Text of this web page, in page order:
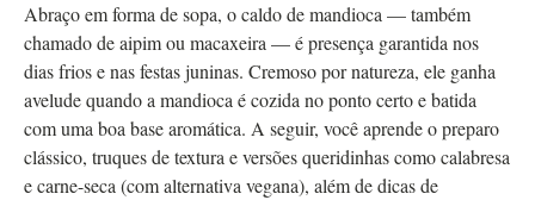
Abraço em forma de sopa, o caldo de mandioca — também
chamado de aipim ou macaxeira — é presença garantida nos
dias frios e nas festas juninas. Cremoso por natureza, ele ganha
avelude quando a mandioca é cozida no ponto certo e batida
com uma boa base aromática. A seguir, você aprende o preparo
clássico, truques de textura e versões queridinhas como calabresa
e carne-seca (com alternativa vegana), além de dicas de